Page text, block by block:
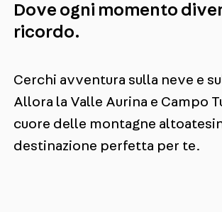
Dove ogni momento
ricordo.
Cerchi avventura sulla neve e
Allora la Valle Aurina e Campo
cuore delle montagne
destinazione perfetta per te.